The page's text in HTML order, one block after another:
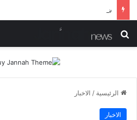
بحث عن
الرئيسية / الاخبار
الاخبار